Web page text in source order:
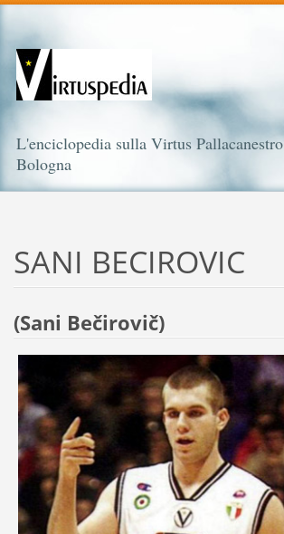
L'enciclopedia sulla Virtus Pallacanestro
Bologna
SANI BECIROVIC
(Sani Bečirovič)